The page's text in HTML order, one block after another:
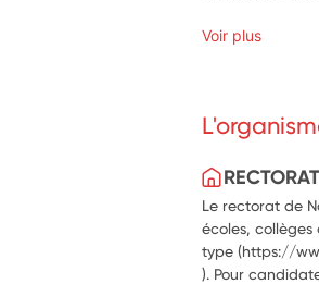
Voir plus
Le rectorat de
écoles, collèges
type (https://
). Pour